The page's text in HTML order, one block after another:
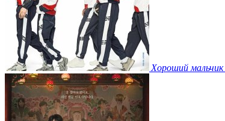
Хороший мальчик